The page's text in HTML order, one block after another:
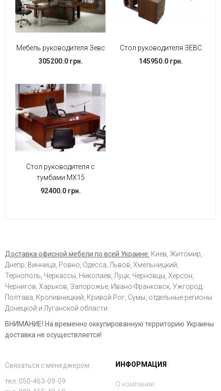
Мебель руководителя Зевс
305200.0 грн.
Стол руководителя ЗЕВС
145950.0 грн.
Стол руководителя с
тумбами МХ15
92400.0 грн.
Доставка офисной мебели по всей Украине: Киев, Житомир,
Днепр, Винница, Ровно, Одесса, Львов, Хмельницкий,
Тернополь, Черкассы, Николаев, Луцк, Черновцы, Херсон,
Чернигов, Харьков, Запорожье, Ивано-Франковск, Ужгород,
Полтава, Кропивницкий, Кривой Рог, Сумы, отдельные регионы
Донецкой и Луганской области.
ВНИМАНИЕ! На временно оккупированную территорию Украины
доставка не осуществляется!
Связаться с менеджером:
тел. 050-463-09-09
ИНФОРМАЦИЯ
О компании